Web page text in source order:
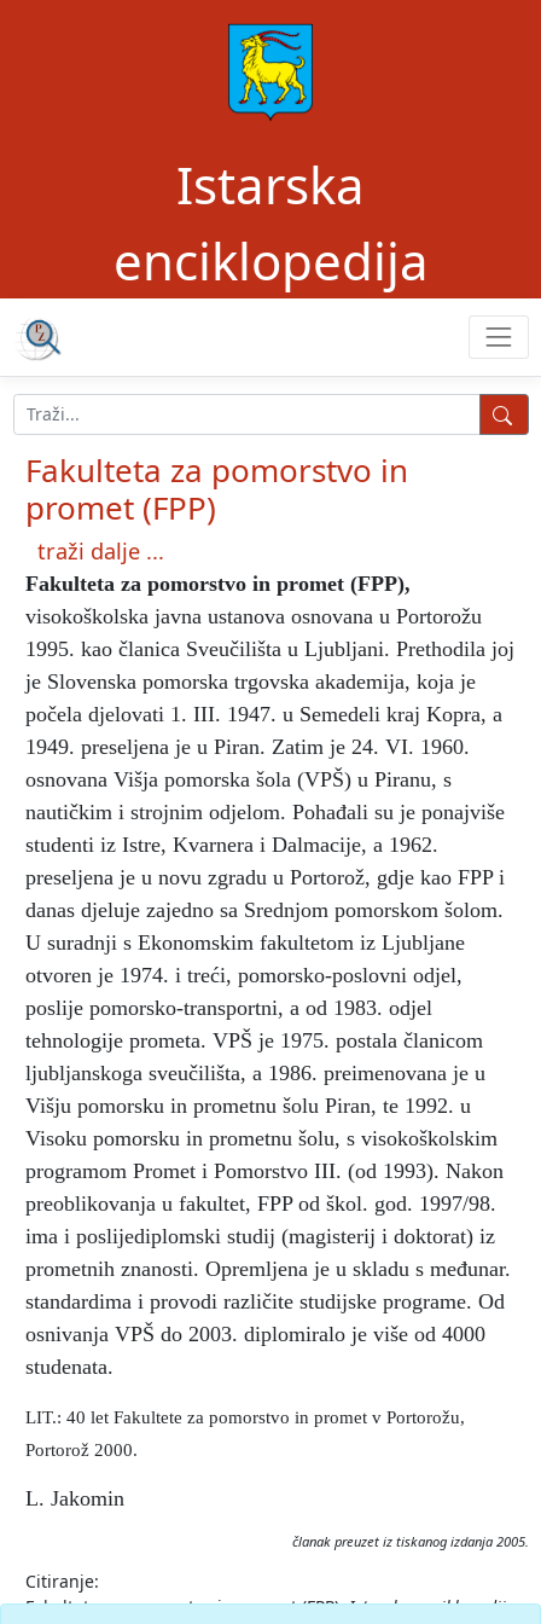
Istarska
enciklopedija
Fakulteta za pomorstvo in
promet (FPP)
traži dalje ...
Fakulteta za pomorstvo in promet (FPP),
visokoškolska javna ustanova osnovana u Portorožu
1995. kao članica Sveučilišta u Ljubljani. Prethodila joj
je Slovenska pomorska trgovska akademija, koja je
počela djelovati 1. III. 1947. u Semedeli kraj Kopra, a
1949. preseljena je u Piran. Zatim je 24. VI. 1960.
osnovana Višja pomorska šola (VPŠ) u Piranu, s
nautičkim i strojnim odjelom. Pohađali su je ponajviše
studenti iz Istre, Kvarnera i Dalmacije, a 1962.
preseljena je u novu zgradu u Portorož, gdje kao FPP i
danas djeluje zajedno sa Srednjom pomorskom šolom.
U suradnji s Ekonomskim fakultetom iz Ljubljane
otvoren je 1974. i treći, pomorsko-poslovni odjel,
poslije pomorsko-transportni, a od 1983. odjel
tehnologije prometa. VPŠ je 1975. postala članicom
ljubljanskoga sveučilišta, a 1986. preimenovana je u
Višju pomorsku in prometnu šolu Piran, te 1992. u
Visoku pomorsku in prometnu šolu, s visokoškolskim
programom Promet i Pomorstvo III. (od 1993). Nakon
preoblikovanja u fakultet, FPP od škol. god. 1997/98.
ima i poslijediplomski studij (magisterij i doktorat) iz
prometnih znanosti. Opremljena je u skladu s međunar.
standardima i provodi različite studijske programe. Od
osnivanja VPŠ do 2003. diplomiralo je više od 4000
studenata.
LIT.: 40 let Fakultete za pomorstvo in promet v Portorožu,
Portorož 2000.
L. Jakomin
članak preuzet iz tiskanog izdanja 2005.
Citiranje:
Fakulteta za pomorstvo in promet (FPP).Istarska enciklopedija